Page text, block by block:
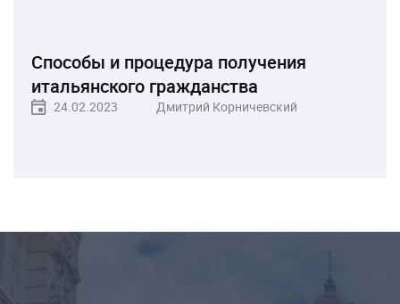
Способы и процедура получения
итальянского гражданства
24.02.2023 Дмитрий Корничевский